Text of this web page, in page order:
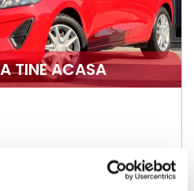
TINE ACASA
Manuala